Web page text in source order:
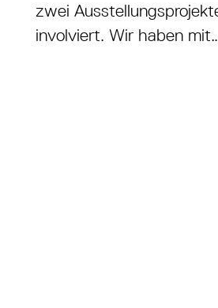
zwei
involviert. Wir haben mit